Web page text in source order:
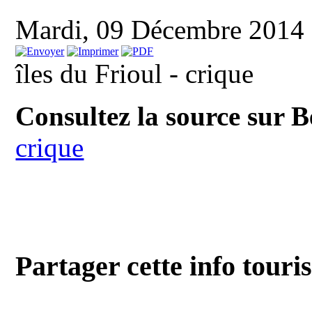
Mardi, 09 Décembre
îles du Frioul - crique
Consultez la source sur
crique
Partager cette info